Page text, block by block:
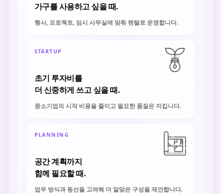
가구를 사용하고 싶을 때.
행사, 프로젝트, 임시 사무실에 맞춰 렌탈로 운영합니다.
STARTUP
초기 투자비를
더 신중하게 쓰고 싶을 때.
중소기업의 시작 비용을 줄이고 필요한 품질은 지킵니다.
PLANNING
공간 계획까지
함께 필요할 때.
업무 방식과 동선을 고려해 더 알맞은 구성을 제안합니다.